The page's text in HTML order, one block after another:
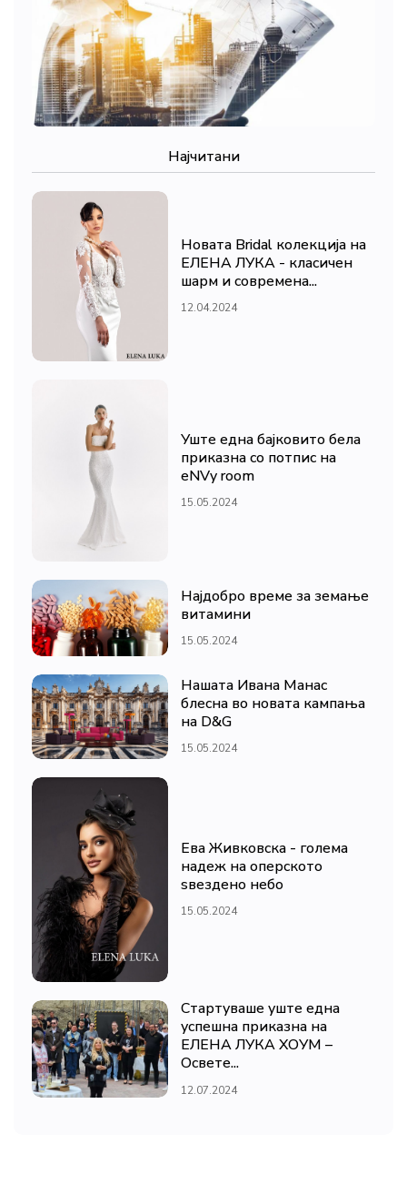
Најчитани
Новата Bridal колекција на
ЕЛЕНА ЛУКА - класичен
шарм и современа...
12.04.2024
Уште една бајковито бела
приказна со потпис на
eNVy room
15.05.2024
Најдобро време за земање
витамини
15.05.2024
Нашата Ивана Манас
блесна во новата кампања
на D&G
15.05.2024
Ева Живковска - голема
надеж на оперското
ѕвездено небо
15.05.2024
Стартуваше уште една
успешна приказна на
ЕЛЕНА ЛУКА ХОУМ –
Освете...
12.07.2024